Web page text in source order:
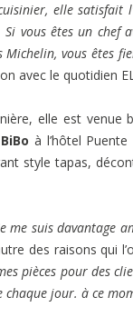
elle satisfait
vous êtes un
vous êtes
avec le quotidien
elle est venue
BiBo à l’hôtel
style tapas,
me suis davantage
des raisons qui
pièces pour des
jour. à ce